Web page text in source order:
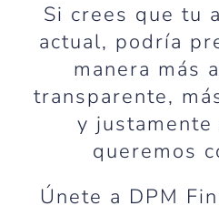
Si crees que tu
actual, podría
manera más
transparente,
y
queremos
Únete a DPM